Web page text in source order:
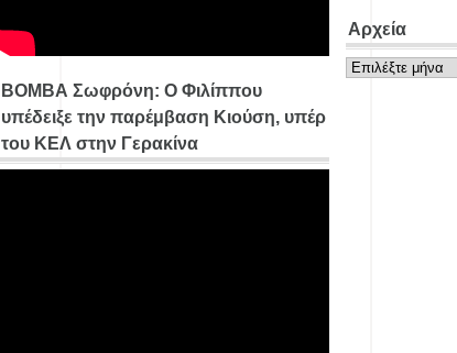
ΒΟΜΒΑ Σωφρόνη: Ο Φιλίππου
υπέδειξε την παρέμβαση Κιούση, υπέρ
του ΚΕΛ στην Γερακίνα
Αρχεία
Αρχεία